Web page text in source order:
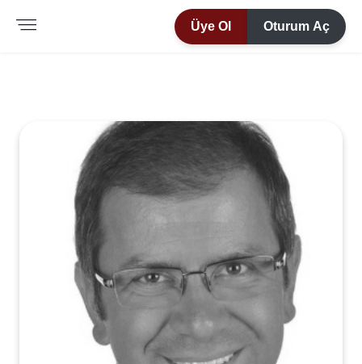
Üye Ol Oturum Aç